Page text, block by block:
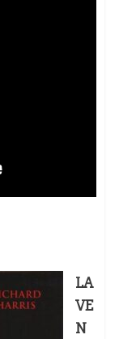
LA
VE
N